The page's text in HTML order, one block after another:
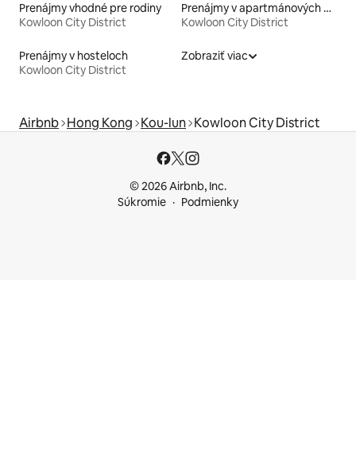
Prenájmy vhodné pre rodiny
Kowloon City District
Prenájmy v apartmánových hoteloch
Kowloon City District
Prenájmy v hosteloch
Kowloon City District
Zobraziť viac
Airbnb Hong Kong Kou-lun Kowloon City District
© 2026 Airbnb, Inc.
Súkromie
Podmienky